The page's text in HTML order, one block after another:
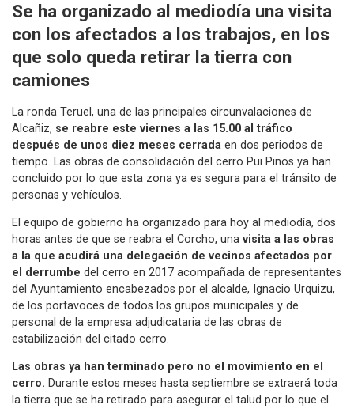
Se ha organizado al mediodía una visita
con los afectados a los trabajos, en los
que solo queda retirar la tierra con
camiones
La ronda Teruel, una de las principales circunvalaciones de
Alcañiz, se reabre este viernes a las 15.00 al tráfico
después de unos diez meses cerrada en dos periodos de
tiempo. Las obras de consolidación del cerro Pui Pinos ya han
concluido por lo que esta zona ya es segura para el tránsito de
personas y vehículos.
El equipo de gobierno ha organizado para hoy al mediodía, dos
horas antes de que se reabra el Corcho, una visita a las obras
a la que acudirá una delegación de vecinos afectados por
el derrumbe del cerro en 2017 acompañada de representantes
del Ayuntamiento encabezados por el alcalde, Ignacio Urquizu,
de los portavoces de todos los grupos municipales y de
personal de la empresa adjudicataria de las obras de
estabilización del citado cerro.
Las obras ya han terminado pero no el movimiento en el
cerro. Durante estos meses hasta septiembre se extraerá toda
la tierra que se ha retirado para asegurar el talud por lo que el